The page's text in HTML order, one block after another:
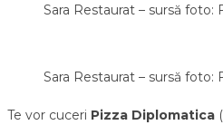
Sara Restaurat – sursă foto:
Sara Restaurat – sursă foto:
Te vor cuceri Pizza Diplomatica